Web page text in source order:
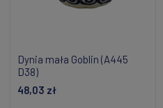
Dynia mała Goblin (A445
D38)
48,03 zł